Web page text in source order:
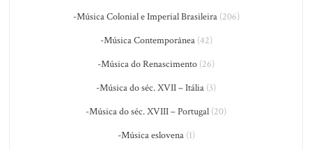
-Música Colonial e Imperial Brasileira(206)
-Música Contemporânea(42)
-Música do Renascimento (26)
-Música do séc. XVII – Itália (3)
-Música do séc. XVIII – Portugal (20)
-Música eslovena(1)